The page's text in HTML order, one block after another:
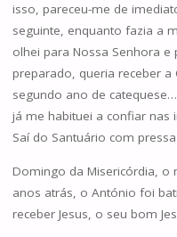
isso, pareceu-me de
seguinte, enquanto fazia a
olhei para Nossa Senhora e
preparado, queria receber
segundo ano de
já me habituei a confiar nas
Saí do Santuário com
Domingo da Misericórdia,
anos atrás, o António foi
receber Jesus, o seu bom